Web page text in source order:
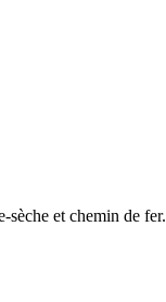
et chemin de fer.